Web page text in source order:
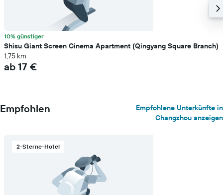
10% günstiger
Shisu Giant Screen Cinema Apartment (Qingyang Square Branch)
1,75 km
ab 17 €
Empfohlen
Empfohlene Unterkünfte in
Changzhou anzeigen
2-Sterne-Hotel